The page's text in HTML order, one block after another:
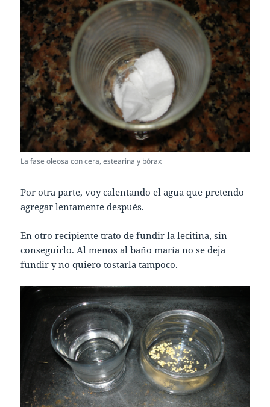
La fase oleosa con cera, estearina y bórax
Por otra parte, voy calentando el agua que pretendo
agregar lentamente después.
En otro recipiente trato de fundir la lecitina, sin
conseguirlo. Al menos al baño maría no se deja
fundir y no quiero tostarla tampoco.